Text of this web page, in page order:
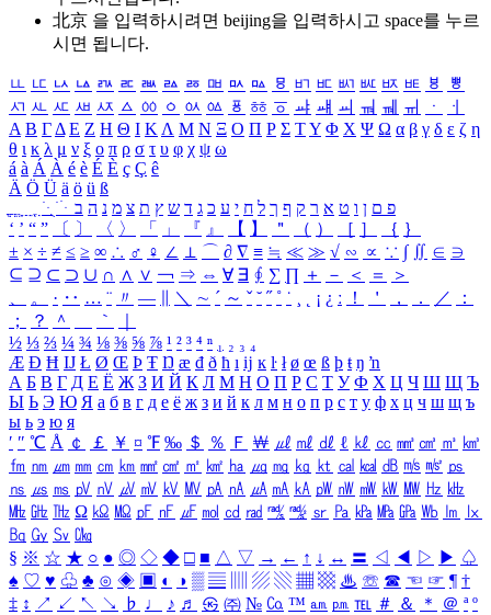
北京 을 입력하시려면 beijing을 입력하시고 space를 누르
시면 됩니다.
ㅥ ㅦ ㅧ ㅨ ㅩ ㅪ ㅫ ㅬ ㅭ ㅮ ㅯ ㅰ ㅱ ㅲ ㅳ ㅴ ㅵ ㅶ ㅷ ㅸ
ㅹ
ㅺ ㅻ ㅼ ㅽ ㅾ ㅿ ㆀ ㆁ ㆂ ㆃ ㆄ ㆅ ㆆ ㆇ ㆈ ㆉ ㆊ ㆋ ㆌ ㆍ
ㆎ
Α Β ΓΔ Ε Ζ Η Θ Ι ΚΛ Μ Ν Ξ Ο Π Ρ Σ ΤΥ Φ Χ Ψ Ω α β γ δ ε ζ η
θ ι κ λ μ ν ξ ο π ρ σ τ υ φ χ ψ ω
á à Á À é è É È ç Ç ê
Ä Ö Ü ä ö ü ß
ִֶֹ ֻּ ׁׂ פ ם ן ו ט א ר ק ף ך ל ח י ע כ ג ד ש ץ ת צ מ נ ה ב
‘ ’ “ ” 〔 〕 〈 〉 「 」 『 』 【 】 ＂ （ ） ［ ］ ｛ ｝
± × ÷ ≠ ≤ ≥ ∞ ∴ ♂ ♀ ∠ ⊥ ⌒ ∂ ∇ ≡ ≒ ≪ ≫ √ ∽ ∝ ∵ ∫ ∬ ∈ ∋
⊆ ⊇ ⊂ ⊃ ∪ ∩ ∧ ∨ ￢ ⇒ ⇔ ∀ ∃ ∮ ∑ ∏ ＋ － ＜ ＝
＞
、
。 · ‥ … ¨ 〃 ― ＼ ∼ ´ ～ ˇ ˘ ˝ ˚ ˙ ¸ ¡ ¿ ː ！ ＇ ， ． ／
：
；
？ ＾ ｀
½ ⅓ ⅔ ¼ ¾ ⅛ ⅜ ⅝ ⅞ ¹ ² ³ ⁴ ⁿ ₁ ₂ ₃ ₄
Æ Ð Ħ Ĳ Ł Ø Œ Þ Ŧ Ŋ æ đ ð ħ ı ĳ ĸ ŀ ł ø œ ß þ ŧ ŋ ŉ
А Б В Г Д Е Ё Ж З И Й К Л М Н О П Р С Т У Ф Х Ц Ч Ш Щ Ъ
Ы Ь Э Ю Я а б в г д е ё ж з и й к л м н о п р с т у ф х ц ч ш щ ъ
ы ь э ю я
′ ″ ℃ Å ￠ ￡ ￥ ¤ ℉ ‰ ＄ ％ Ｆ ￦ ㎕ ㎖ ㎗ ℓ ㎘ ㏄ ㎣ ㎤ ㎥ ㎦
㎙ ㎚ ㎛ ㎜ ㎝ ㎞ ㎟ ㎠ ㎡ ㎢ ㏊ ㎍ ㎎ ㎏ ㏏ ㎈ ㎉ ㏈ ㎧ ㎨ ㎰
㎱ ㎲ ㎳ ㎴ ㎵ ㎶ ㎷ ㎸ ㎹ ㎀ ㎁ ㎂ ㎃ ㎄ ㎺ ㎻ ㎽ ㎾ ㎿ ㎐ ㎑
㎒ ㎓ ㎔ Ω ㏀ ㏁ ㎊ ㎋ ㎌ ㏖ ㏅ ㎭ ㎮ ㎯ ㏛ ㎩ ㎪ ㎫ ㎬ ㏝ ㏐
㏓
㏃ ㏉ ㏜ ㏆
§ ※ ☆ ★ ○ ● ◎ ◇ ◆ □ ■ △ ▽ → ← ↑ ↓ ↔ 〓 ◁ ◀ ▷ ▶ ♤
♠ ♡ ♥ ♧ ♣ ⊙ ◈ ▣ ◐ ◑ ▒ ▤ ▨ ▧ ▦ ▩ ♨ ☏ ☎ ☜ ☞ ¶ †
‡ ↕ ↗ ↙ ↖ ↘ ♭ ♩ ♪ ♬ ㉿ ㈜ № ㏇ ™ ㏂ ㏘ ℡ ＃ ＆ ＊ ＠ ª º